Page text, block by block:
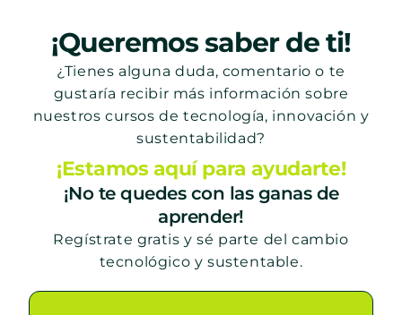
¡Queremos saber de ti!
¿Tienes alguna duda, comentario o te
gustaría recibir más información sobre
nuestros cursos de tecnología, innovación y
sustentabilidad?
¡Estamos aquí para ayudarte!
¡No te quedes con las ganas de
aprender!
Regístrate gratis y sé parte del cambio
tecnológico y sustentable.